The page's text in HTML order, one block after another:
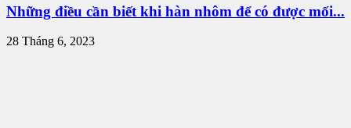
Những điều cần biết khi hàn nhôm để có được mối...
28 Tháng 6, 2023